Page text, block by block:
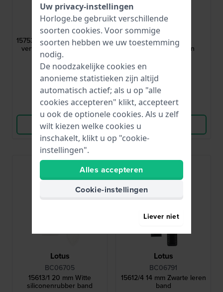
Lotus
BC07529
15753/1 30 mm Zwarte leren
vervangende Lotus band
€ 60,-
● Op voorraad
Vergelijk
Bekijk Product
Lotus
BC06870
15624/4 23 mm
Donkerblauwe leren
● Op voorraad
Vergelijk
Bekijk Product
Lotus
BC06705
15613/1 20 mm Witte
siliconenrubber band
Lotus
BC06791
15612/4 14 mm Zwarte leren
band
Uw privacy-instellingen
Horloge.be gebruikt verschillende
soorten cookies. Voor sommige
soorten hebben we uw toestemming
nodig.
De noodzakelijke cookies en
anonieme statistieken zijn altijd
automatisch actief; als u op "alle
cookies accepteren" klikt, accepteert
u ook de optionele cookies. Als u zelf
wilt kiezen welke cookies u
inschakelt, klikt u op "cookie-
instellingen".
Alles accepteren
Cookie-instellingen
Liever niet